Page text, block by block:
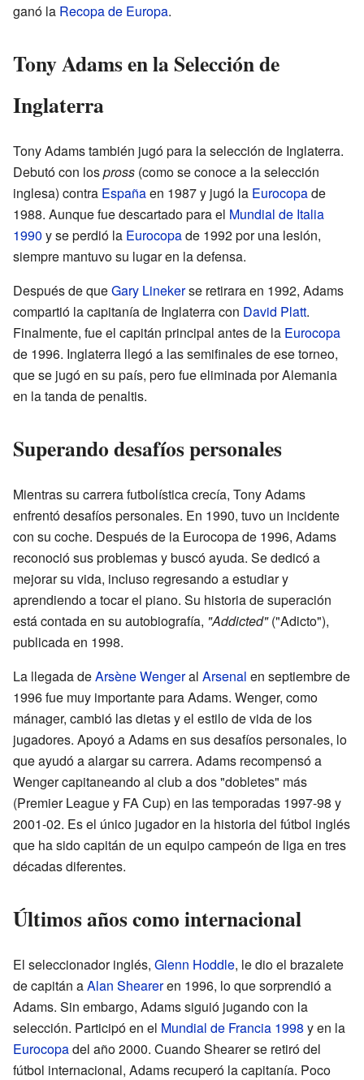
ganó la Recopa de Europa.
Tony Adams en la Selección de
Inglaterra
Tony Adams también jugó para la selección de Inglaterra.
Debutó con lospross (como se conoce a la selección
inglesa) contra Españaen 1987 y jugó la Eurocopade
1988. Aunque fue descartado para el Mundial de Italia
1990 y se perdió la Eurocopade 1992 por una lesión,
siempre mantuvo su lugar en la defensa.
Después de queGary Linekerse retirara en 1992, Adams
compartió la capitanía de Inglaterra con David Platt.
Finalmente, fue el capitán principal antes de la Eurocopa
de 1996. Inglaterra llegó a las semifinales de ese torneo,
que se jugó en su país, pero fue eliminada por Alemania
en la tanda de penaltis.
Superando desafíos personales
Mientras su carrera futbolística crecía, Tony Adams
enfrentó desafíos personales. En 1990, tuvo un incidente
con su coche. Después de la Eurocopa de 1996, Adams
reconoció sus problemas y buscó ayuda. Se dedicó a
mejorar su vida, incluso regresando a estudiar y
aprendiendo a tocar el piano. Su historia de superación
está contada en su autobiografía, "Addicted"("Adicto"),
publicada en 1998.
La llegada deArsène Wengeral Arsenal en septiembre de
1996 fue muy importante para Adams. Wenger, como
mánager, cambió las dietas y el estilo de vida de los
jugadores. Apoyó a Adams en sus desafíos personales, lo
que ayudó a alargar su carrera. Adams recompensó a
Wenger capitaneando al club a dos "dobletes" más
(Premier League y FA Cup) en las temporadas 1997-98 y
2001-02. Es el único jugador en la historia del fútbol inglés
que ha sido capitán de un equipo campeón de liga en tres
décadas diferentes.
Últimos años como internacional
El seleccionador inglés, Glenn Hoddle, le dio el brazalete
de capitán aAlan Sheareren 1996, lo que sorprendió a
Adams. Sin embargo, Adams siguió jugando con la
selección. Participó en el Mundial de Francia 1998 y en la
Eurocopadel año 2000. Cuando Shearer se retiró del
fútbol internacional, Adams recuperó la capitanía. Poco